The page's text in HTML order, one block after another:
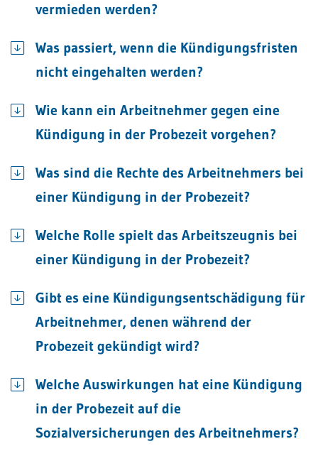
vermieden werden?
Was passiert, wenn die Kündigungsfristen
nicht eingehalten werden?
Wie kann ein Arbeitnehmer gegen eine
Kündigung in der Probezeit vorgehen?
Was sind die Rechte des Arbeitnehmers bei
einer Kündigung in der Probezeit?
Welche Rolle spielt das Arbeitszeugnis bei
einer Kündigung in der Probezeit?
Gibt es eine Kündigungsentschädigung für
Arbeitnehmer, denen während der
Probezeit gekündigt wird?
Welche Auswirkungen hat eine Kündigung
in der Probezeit auf die
Sozialversicherungen des Arbeitnehmers?